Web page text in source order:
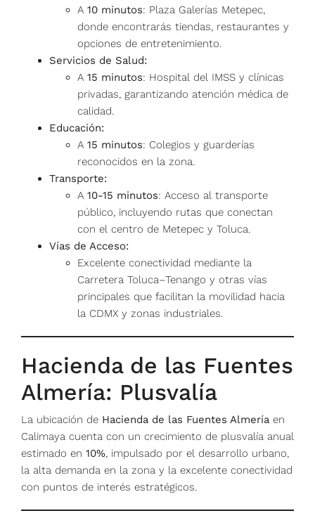
A 10 minutos: Plaza Galerías Metepec,
donde encontrarás tiendas, restaurantes y
opciones de entretenimiento.
Servicios de Salud:
A 15 minutos: Hospital del IMSS y clínicas
privadas, garantizando atención médica de
calidad.
Educación:
A 15 minutos: Colegios y guarderías
reconocidos en la zona.
Transporte:
A 10-15 minutos: Acceso al transporte
público, incluyendo rutas que conectan
con el centro de Metepec y Toluca.
Vías de Acceso:
Excelente conectividad mediante la
Carretera Toluca–Tenango y otras vías
principales que facilitan la movilidad hacia
la CDMX y zonas industriales.
Hacienda de las Fuentes
Almería: Plusvalía
La ubicación de Hacienda de las Fuentes Almería en
Calimaya cuenta con un crecimiento de plusvalía anual
estimado en 10%, impulsado por el desarrollo urbano,
la alta demanda en la zona y la excelente conectividad
con puntos de interés estratégicos.